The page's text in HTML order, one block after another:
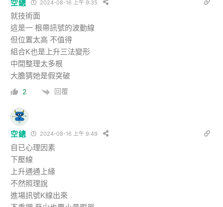
空總 2024-08-16 上午 9:35
就技術面
這是一 根帶訊號的波動線
但位置太高 不值得
組合K也是上升三法變形
中間整理太多根
大膽猜她是假突破
2 回覆
空總 2024-08-16 上午 9:49
自已心理因素
下壓線
上升通通上緣
不然照理說
進場訊號K線出來